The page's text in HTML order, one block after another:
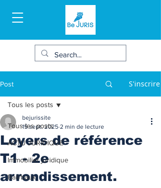
Post S'inscrire
Tous les posts
ACTU JURIDIQUE
Immobilier juridique
Bail/baux
Tous les posts
Loyers de référence
T1 - 2e
arrondissement.
bejurissite
15 sept. 2025 2 min de lecture